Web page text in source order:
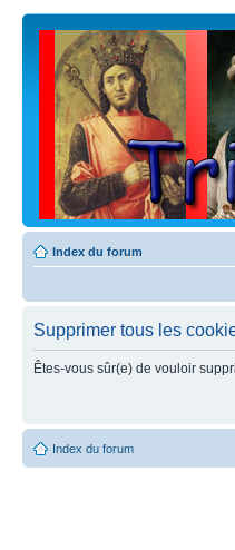
Index du forum
Supprimer tous les
Êtes-vous sûr(e) de vouloir
Index du forum